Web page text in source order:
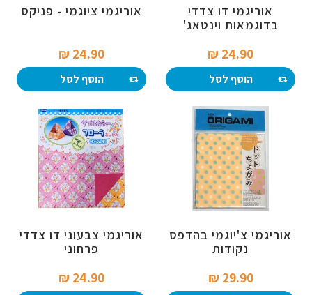
אוריגמי דו צדדי
בדוגמאות וינטאג'
24.90 ₪‎
הוסף לסל
אוריגמי ציוגמי - פניקס
24.90 ₪‎
הוסף לסל
אוריגמי צ'יוגמי בהדפס
נקודות
29.90 ₪‎
אוריגמי צבעוני דו צדדי
פרחוני
24.90 ₪‎